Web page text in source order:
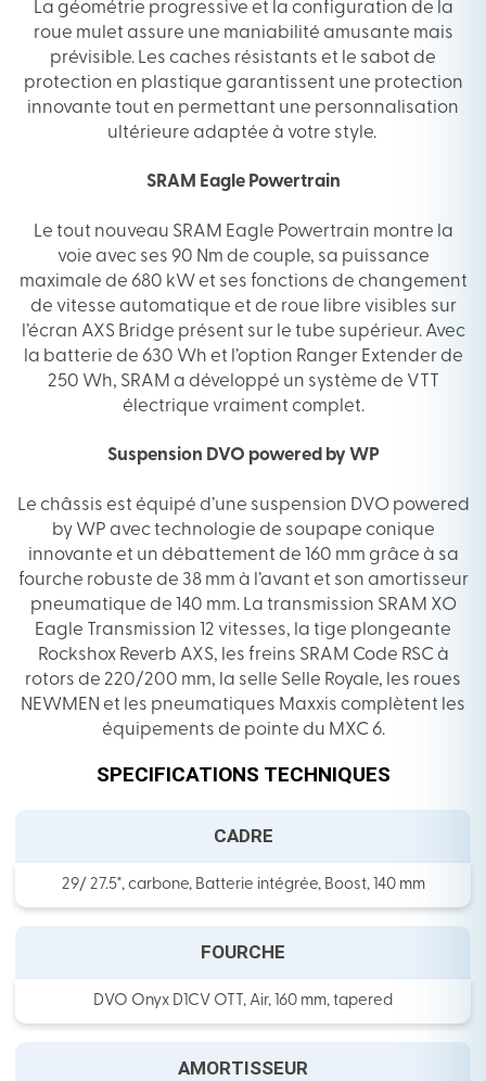
La géométrie progressive et la configuration de la
roue mulet assure une maniabilité amusante mais
prévisible. Les caches résistants et le sabot de
protection en plastique garantissent une protection
innovante tout en permettant une personnalisation
ultérieure adaptée à votre style.
SRAM Eagle Powertrain
Le tout nouveau SRAM Eagle Powertrain montre la
voie avec ses 90 Nm de couple, sa puissance
maximale de 680 kW et ses fonctions de changement
de vitesse automatique et de roue libre visibles sur
l’écran AXS Bridge présent sur le tube supérieur. Avec
la batterie de 630 Wh et l’option Ranger Extender de
250 Wh, SRAM a développé un système de VTT
électrique vraiment complet.
Suspension DVO powered by WP
Le châssis est équipé d’une suspension DVO powered
by WP avec technologie de soupape conique
innovante et un débattement de 160 mm grâce à sa
fourche robuste de 38 mm à l’avant et son amortisseur
pneumatique de 140 mm. La transmission SRAM XO
Eagle Transmission 12 vitesses, la tige plongeante
Rockshox Reverb AXS, les freins SRAM Code RSC à
rotors de 220/200 mm, la selle Selle Royale, les roues
NEWMEN et les pneumatiques Maxxis complètent les
équipements de pointe du MXC 6.
SPECIFICATIONS TECHNIQUES
CADRE
29/ 27.5", carbone, Batterie intégrée, Boost, 140 mm
FOURCHE
DVO Onyx D1CV OTT, Air, 160 mm, tapered
AMORTISSEUR